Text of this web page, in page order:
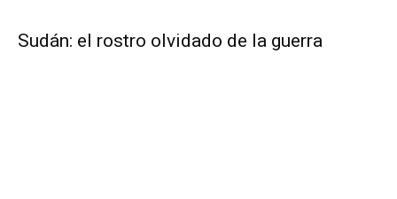
Sudán: el rostro olvidado de la guerra